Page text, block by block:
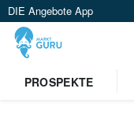
DIE Angebote App
PROSPEKTE